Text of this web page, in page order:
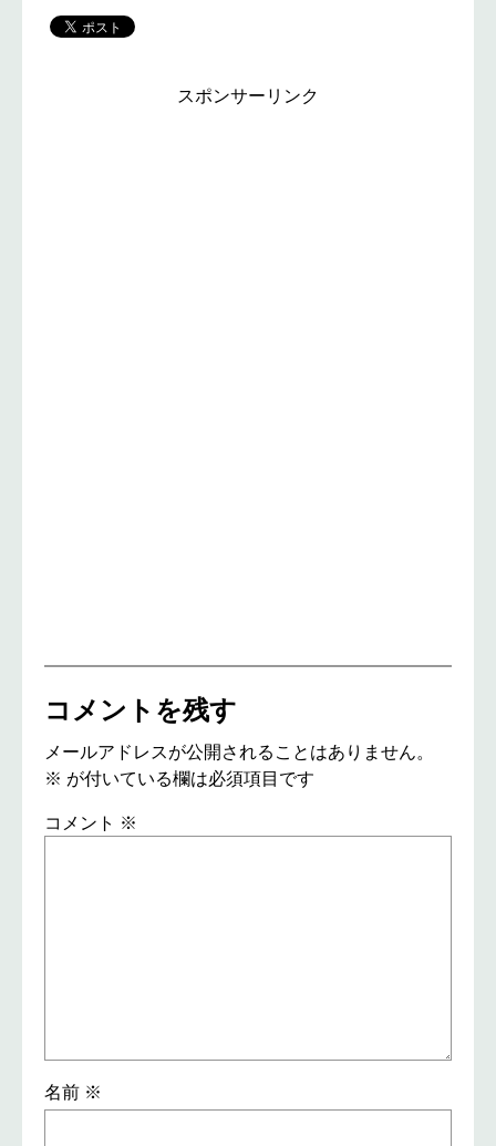
スポンサーリンク
コメントを残す
メールアドレスが公開されることはありません。
※ が付いている欄は必須項目です
コメント ※
名前 ※